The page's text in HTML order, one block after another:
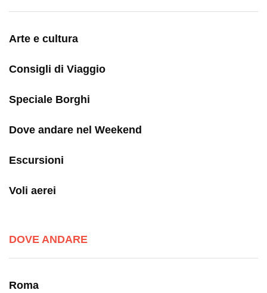
Arte e cultura
Consigli di Viaggio
Speciale Borghi
Dove andare nel Weekend
Escursioni
Voli aerei
DOVE ANDARE
Roma